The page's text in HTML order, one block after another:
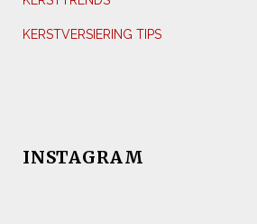
KERSTVERSIERING TIPS
INSTAGRAM